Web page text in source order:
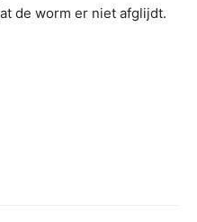
de worm er niet afglijdt.